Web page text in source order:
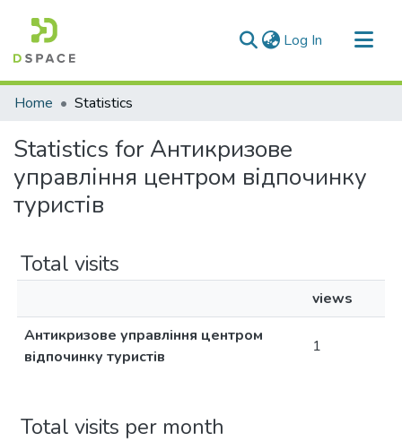
Log In (current)
Communities & Collections
Home Statistics
Statistics for Антикризове
управління центром відпочинку
туристів
Total visits
views
Антикризове управління центром
відпочинку туристів
1
Total visits per month